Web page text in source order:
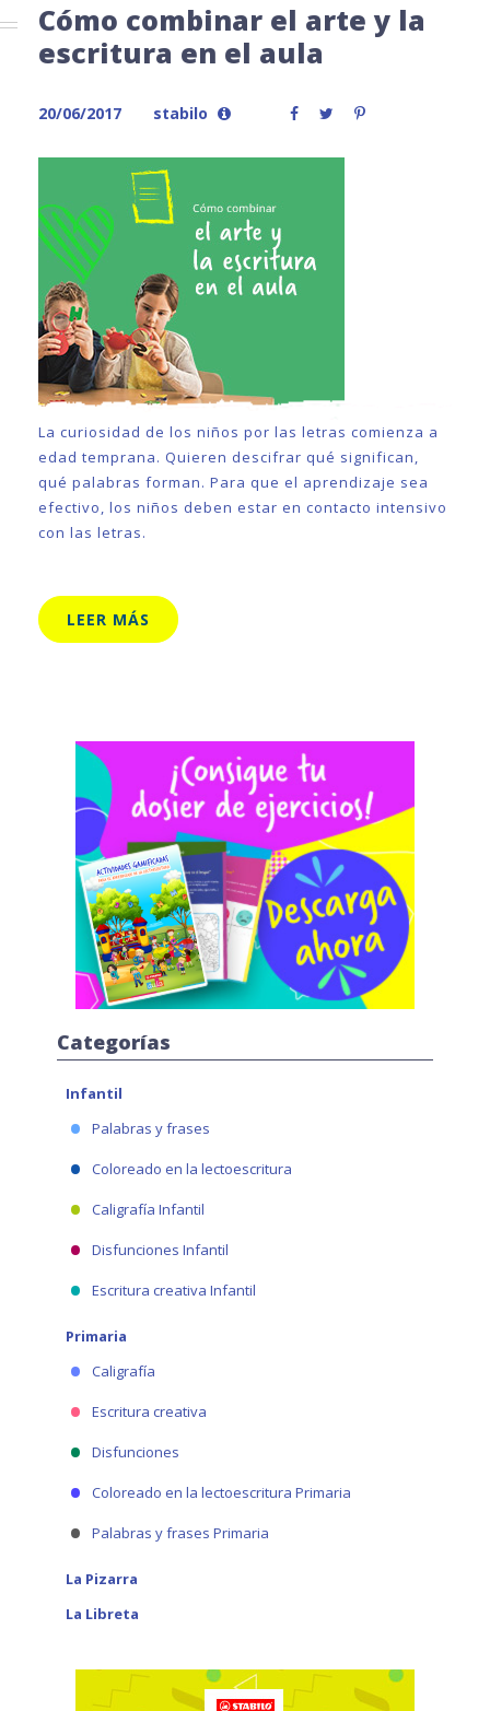
Cómo combinar el arte y la
escritura en el aula
20/06/2017 stabilo
La curiosidad de los niños por las letras comienza a
edad temprana. Quieren descifrar qué significan,
qué palabras forman. Para que el aprendizaje sea
efectivo, los niños deben estar en contacto intensivo
con las letras.
LEER MÁS
Categorías
Infantil
Palabras y frases
Coloreado en la lectoescritura
Caligrafía Infantil
Disfunciones Infantil
Escritura creativa Infantil
Primaria
Caligrafía
Escritura creativa
Disfunciones
Coloreado en la lectoescritura Primaria
Palabras y frases Primaria
La Pizarra
La Libreta